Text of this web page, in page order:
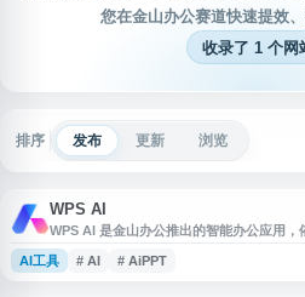
您在金山办公赛道快速提效
收录了 1 个网
排序 发布 更新 浏览
WPS AI
WPS AI 是金山办公推出的智能办公应用
文档写作、长文阅读、内容改写续写、翻译
公软件深度结合，可辅助生成 PPT、分析
AI工具 # AI # AiPPT